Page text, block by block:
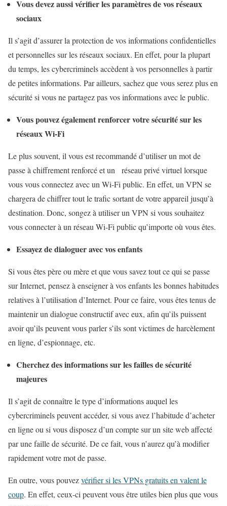
Vous devez aussi vérifier les paramètres de vos réseaux
sociaux
Il s’agit d’assurer la protection de vos informations confidentielles
et personnelles sur les réseaux sociaux. En effet, pour la plupart
du temps, les cybercriminels accèdent à vos personnelles à partir
de petites informations. Par ailleurs, sachez que vous serez plus en
sécurité si vous ne partagez pas vos informations avec le public.
Vous pouvez également renforcer votre sécurité sur les
réseaux Wi-Fi
Le plus souvent, il vous est recommandé d’utiliser un mot de
passe à chiffrement renforcé et un réseau privé virtuel lorsque
vous vous connectez avec un Wi-Fi public. En effet, un VPN se
chargera de chiffrer tout le trafic sortant de votre appareil jusqu’à
destination. Donc, songez à utiliser un VPN si vous souhaitez
vous connecter à un réseau Wi-Fi public qu’importe où vous êtes.
Essayez de dialoguer avec vos enfants
Si vous êtes père ou mère et que vous savez tout ce qui se passe
sur Internet, pensez à enseigner à vos enfants les bonnes habitudes
relatives à l’utilisation d’Internet. Pour ce faire, vous êtes tenus de
maintenir un dialogue constructif avec eux, afin qu’ils puissent
avoir qu’ils peuvent vous parler s’ils sont victimes de harcèlement
en ligne, d’espionnage, etc.
Cherchez des informations sur les failles de sécurité
majeures
Il s’agit de connaître le type d’informations auquel les
cybercriminels peuvent accéder, si vous avez l’habitude d’acheter
en ligne ou si vous disposez d’un compte sur un site web affecté
par une faille de sécurité. De ce fait, vous n’aurez qu’à modifier
rapidement votre mot de passe.
En outre, vous pouvezvérifier si les VPNs gratuits en valent le
coup. En effet, ceux-ci peuvent vous être utiles bien plus que vous